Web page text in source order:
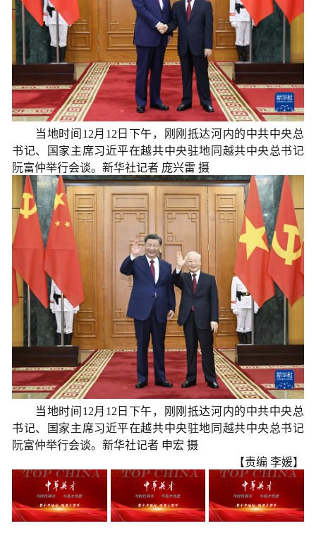
当地时间12月12日下午，刚刚抵达河内的中共中央总
书记、国家主席习近平在越共中央驻地同越共中央总书记
阮富仲举行会谈。新华社记者 庞兴雷 摄
当地时间12月12日下午，刚刚抵达河内的中共中央总
书记、国家主席习近平在越共中央驻地同越共中央总书记
阮富仲举行会谈。新华社记者 申宏 摄
【责编 李媛】